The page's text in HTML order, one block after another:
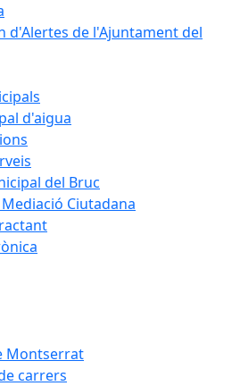
d'Alertes de l'Ajuntament del
d'aigua
del Bruc
Ciutadana
Montserrat
carrers